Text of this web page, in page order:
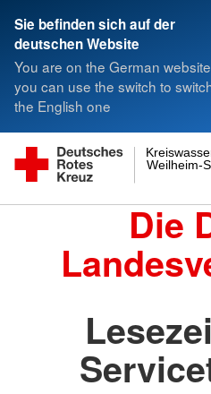
Sie befinden sich auf der
deutschen Website
You are on the German
you can use the switch to
the English one
Weilheim-
Die